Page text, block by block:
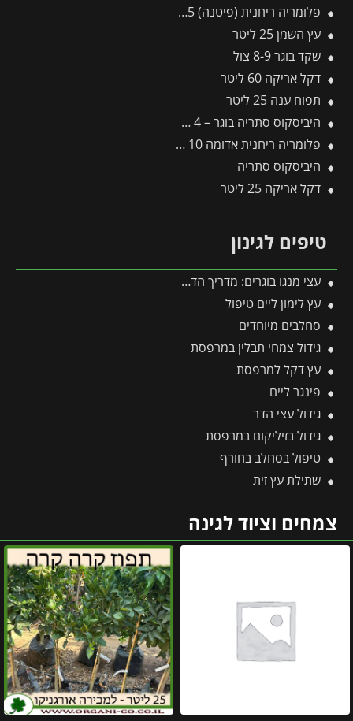
פלומריה ריחנית (פיטנה) 25 ליטר
עץ השמן 25 ליטר
שקד בוגר 8-9 צול
דקל אריקה 60 ליטר
תפוח ענה 25 ליטר
היביסקוס סתריה בוגר – 4 צול
פלומריה ריחנית אדומה 10 ליטר
היביסקוס סתריה
דקל אריקה 25 ליטר
טיפים לגינון
עצי מנגו בוגרים: מדריך הדרך המהירה לפירות וצל בגינה
עץ לימון ליים טיפול
סחלבים מיוחדים
גידול צמחי תבלין במרפסת
עץ דקל למרפסת
פינגר ליים
גידול עצי הדר
גידול בזיליקום במרפסת
טיפול בסחלב בחורף
שתילת עץ זית
צמחים וציוד לגינה